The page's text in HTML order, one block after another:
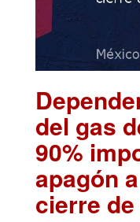
del gas
90%
apagón
cierre